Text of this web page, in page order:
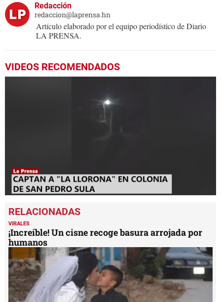
Redacción
redaccion@laprensa.hn
Artículo elaborado por el equipo periodístico de Diario
LA PRENSA.
VIDEOS RECOMENDADOS
seconds
of
1
minute,
23
seconds
VIRALES
¡Increíble! Un cisne recoge basura arrojada por
humanos